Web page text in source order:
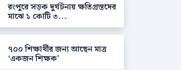
রংপুরে সড়ক দুর্ঘটনায় ক্ষতিগ্রস্তদের
মাঝে ১ কোটি ৩...
৭০০ শিক্ষার্থীর জন্য আছেন মাত্র
‘একজন শিক্ষক’